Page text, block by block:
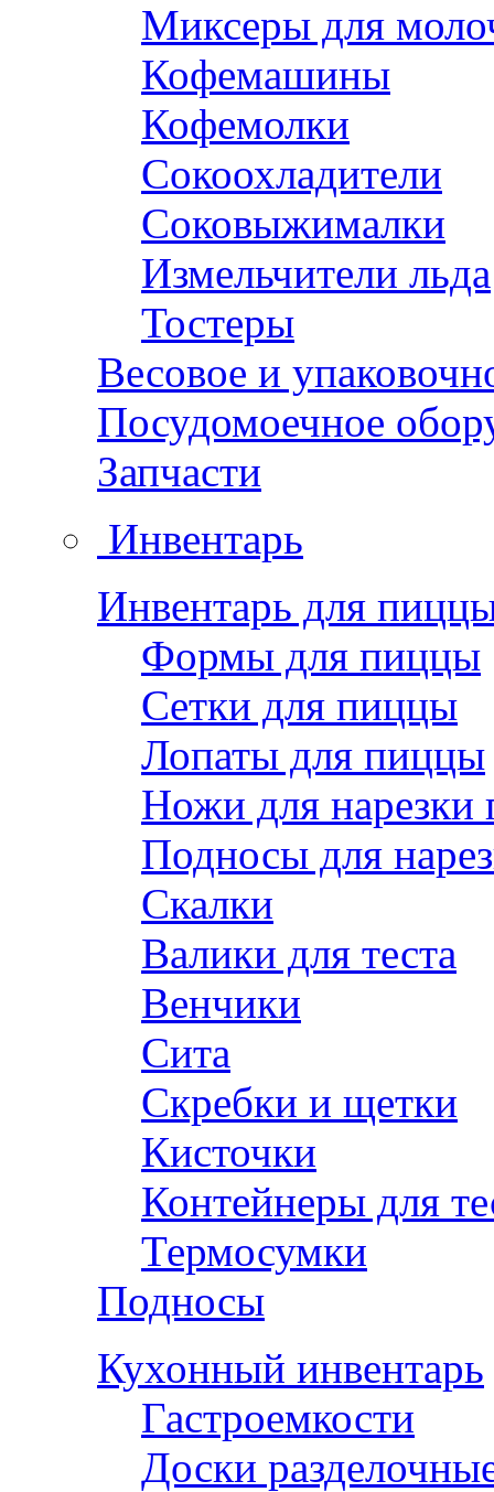
Миксеры для
Кофемашины
Кофемолки
Сокоохладители
Соковыжималки
Измельчители льда
Тостеры
Весовое и
Посудомоечное
Запчасти
Инвентарь
Инвентарь для
Формы для пиццы
Сетки для пиццы
Лопаты для пиццы
Ножи для нарезки
Подносы для
Скалки
Валики для теста
Венчики
Сита
Скребки и щетки
Кисточки
Контейнеры для
Термосумки
Подносы
Кухонный инвентарь
Гастроемкости
Доски